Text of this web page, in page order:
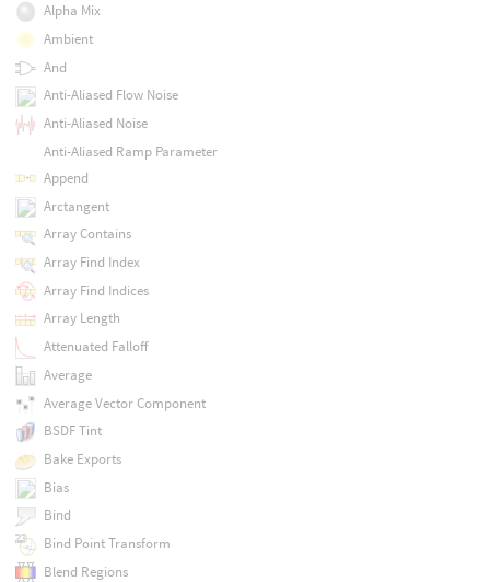
Alpha Mix
Ambient
And
Anti-Aliased Flow Noise
Anti-Aliased Noise
Anti-Aliased Ramp Parameter
Append
Arctangent
Array Contains
Array Find Index
Array Find Indices
Array Length
Attenuated Falloff
Average
Average Vector Component
BSDF Tint
Bake Exports
Bias
Bind
Bind Point Transform
Blend Regions